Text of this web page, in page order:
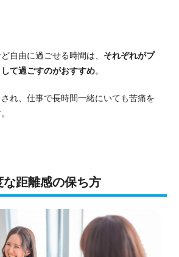
自由に過ごせる時間は、 それぞれがプ
て過ごすのがおすすめ。
れ、仕事で長時間一緒にいても苦痛を
な距離感の保ち方